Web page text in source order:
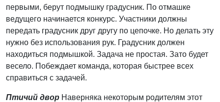
первыми, берут подмышку градусник. По отмашке
ведущего начинается конкурс. Участники должны
передать градусник друг другу по цепочке. Но делать эту
нужно без использования рук. Градусник должен
находиться подмышкой. Задача не простая. Зато будет
весело. Побеждает команда, которая быстрее всех
справиться с задачей.
Птичий двор Наверняка некоторым родителям этот